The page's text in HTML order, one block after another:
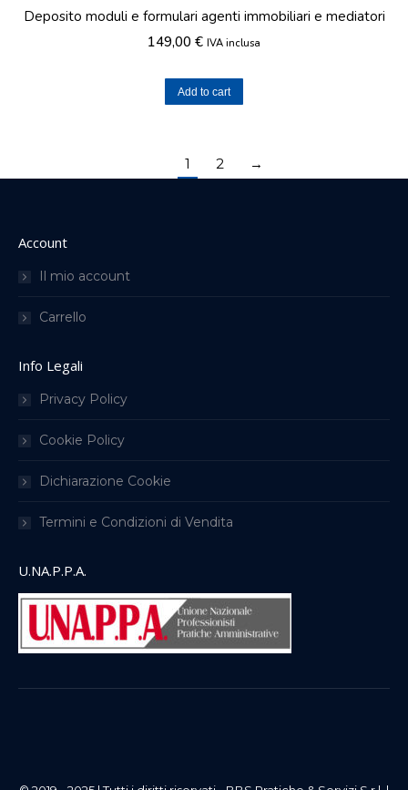
Deposito moduli e formulari agenti immobiliari e mediatori
149,00 € IVA inclusa
Add to cart
1 2 →
Account
Il mio account
Carrello
Info Legali
Privacy Policy
Cookie Policy
Dichiarazione Cookie
Termini e Condizioni di Vendita
U.NA.P.P.A.